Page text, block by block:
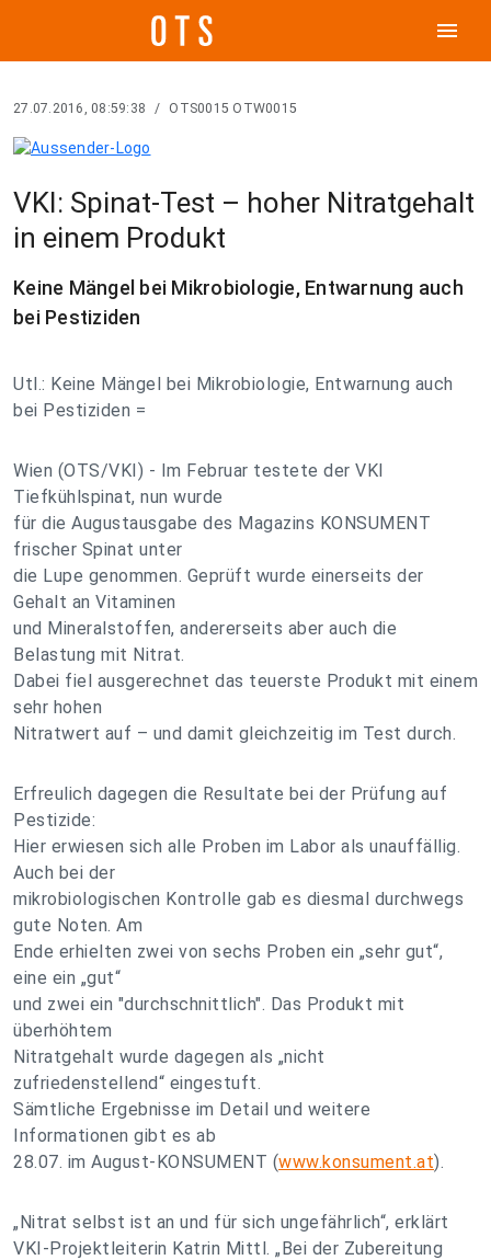
menu
27.07.2016, 08:59:38 / OTS0015 OTW0015
VKI: Spinat-Test – hoher Nitratgehalt
in einem Produkt
Keine Mängel bei Mikrobiologie, Entwarnung auch
bei Pestiziden
Utl.: Keine Mängel bei Mikrobiologie, Entwarnung auch
bei Pestiziden =
Wien (OTS/VKI) - Im Februar testete der VKI
Tiefkühlspinat, nun wurde
für die Augustausgabe des Magazins KONSUMENT
frischer Spinat unter
die Lupe genommen. Geprüft wurde einerseits der
Gehalt an Vitaminen
und Mineralstoffen, andererseits aber auch die
Belastung mit Nitrat.
Dabei fiel ausgerechnet das teuerste Produkt mit einem
sehr hohen
Nitratwert auf – und damit gleichzeitig im Test durch.
Erfreulich dagegen die Resultate bei der Prüfung auf
Pestizide:
Hier erwiesen sich alle Proben im Labor als unauffällig.
Auch bei der
mikrobiologischen Kontrolle gab es diesmal durchwegs
gute Noten. Am
Ende erhielten zwei von sechs Proben ein „sehr gut“,
eine ein „gut“
und zwei ein "durchschnittlich". Das Produkt mit
überhöhtem
Nitratgehalt wurde dagegen als „nicht
zufriedenstellend“ eingestuft.
Sämtliche Ergebnisse im Detail und weitere
Informationen gibt es ab
28.07. im August-KONSUMENT (www.konsument.at).
„Nitrat selbst ist an und für sich ungefährlich“, erklärt
VKI-Projektleiterin Katrin Mittl. „Bei der Zubereitung